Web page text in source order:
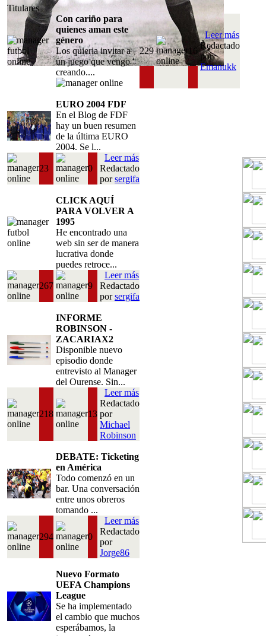
Titulares
Con cariño para
quienes aman este
género
Los quieria invitar a
un juego que vengo
creando....
229 16
Leer más
Redactado
por
Emanukk
EURO 2004 FDF
En el Blog de FDF
hay un buen resumen
de la última EURO
2004. Se l...
23 0
Leer más
Redactado
porsergifa
CLICK AQUÍ
PARA VOLVER A
1995
He encontrado una
web sin ser de manera
lucrativa donde
puedes retroce...
267 9
Leer más
Redactado
porsergifa
INFORME
ROBINSON -
ZACARIAX2
Disponible nuevo
episodio donde
entrevisto al Manager
del Ourense. Sin...
218 13
Leer más
Redactado
por
Michael
Robinson
DEBATE: Ticketing
en América
Todo comenzó en un
bar. Una conversación
entre unos obreros
tomando ...
294 0
Leer más
Redactado
por
Jorge86
Nuevo Formato
UEFA Champions
League
Se ha implementado
el cambio que muchos
esperábamos, la